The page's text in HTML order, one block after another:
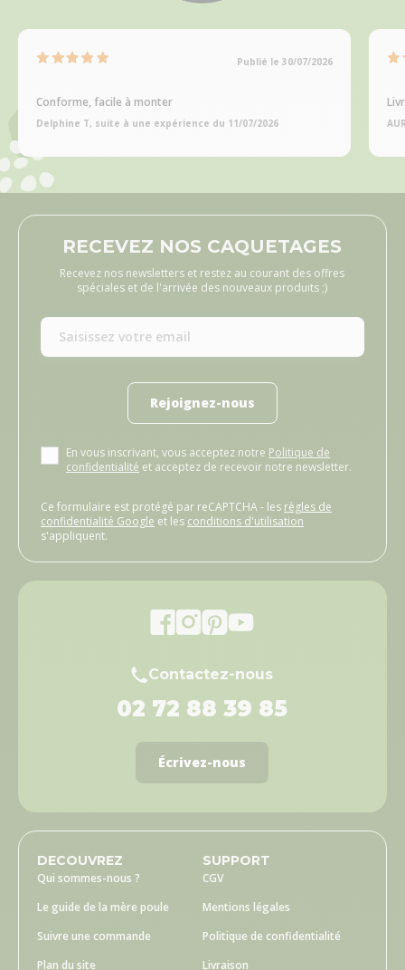
Publié le 30/07/2026
Conforme, facile à monter
Delphine T, suite à une expérience du 11/07/2026
RECEVEZ NOS CAQUETAGES
Recevez nos newsletters et restez au courant des offres
spéciales et de l'arrivée des nouveaux produits ;)
Rejoignez-nous
En vous inscrivant, vous acceptez notre Politique de
confidentialité et acceptez de recevoir notre newsletter.
Ce formulaire est protégé par reCAPTCHA - les règles de
confidentialité Google et les conditions d'utilisation
s'appliquent.
Contactez-nous
02 72 88 39 85
Écrivez-nous
DECOUVREZ
Qui sommes-nous ?
Le guide de la mère poule
Suivre une commande
Plan du site
SUPPORT
CGV
Mentions légales
Politique de confidentialité
Livraison